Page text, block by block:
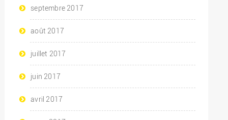
septembre 2017
août 2017
juillet 2017
juin 2017
avril 2017